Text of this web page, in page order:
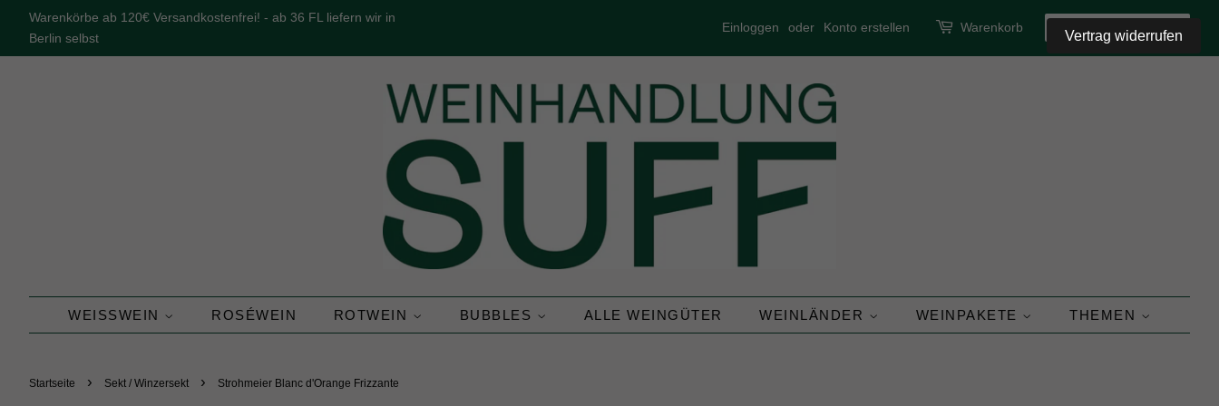
Warenkörbe ab 120€ Versandkostenfrei! - ab 36 FL liefern wir in
Berlin selbst
Einloggen oder Konto erstellen Warenkorb SUCHEN
WEISSWEIN ROSÉWEIN ROTWEIN BUBBLES ALLE WEINGÜTER WEINLÄNDER WEINPAKETE THEMEN
Startseite › Sekt / Winzersekt › Strohmeier Blanc d'Orange Frizzante
Vertrag widerrufen